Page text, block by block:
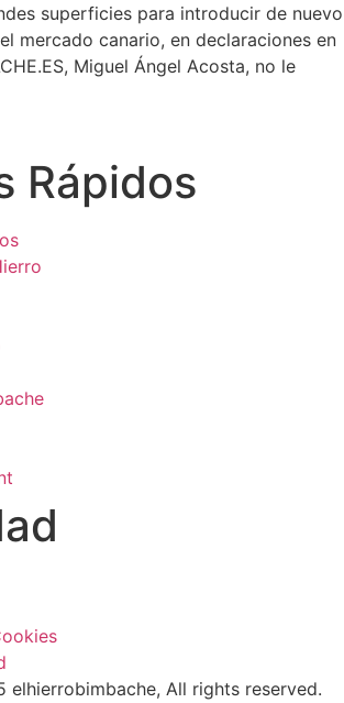
superficies para introducir de nuevo
mercado canario, en declaraciones en
Miguel Ángel Acosta, no le
Rápidos
All rights reserved.